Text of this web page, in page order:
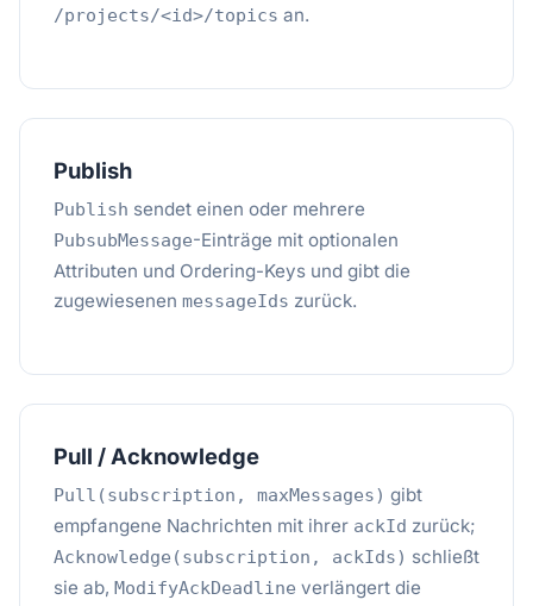
/projects/<id>/topics an.
Publish
Publish sendet einen oder mehrere
PubsubMessage-Einträge mit optionalen
Attributen und Ordering-Keys und gibt die
zugewiesenen messageIds zurück.
Pull / Acknowledge
Pull(subscription, maxMessages) gibt
empfangene Nachrichten mit ihrer ackId zurück;
Acknowledge(subscription, ackIds) schließt
sie ab, ModifyAckDeadline verlängert die